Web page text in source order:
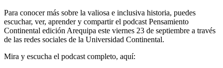
Para conocer más sobre la valiosa e inclusiva historia, puedes
escuchar, ver, aprender y compartir el podcast Pensamiento
Continental edición Arequipa este viernes 23 de septiembre a través
de las redes sociales de la Universidad Continental.
Mira y escucha el podcast completo, aquí: